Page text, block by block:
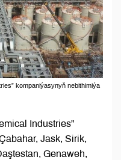
kompaniýasynyň nebithimiýa
Industries”
Jask, Sirik,
Genaweh,